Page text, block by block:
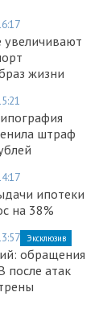
увеличивают
жизни
штраф
ипотеки
на 38%
Эксклюзив
обращения
после атак